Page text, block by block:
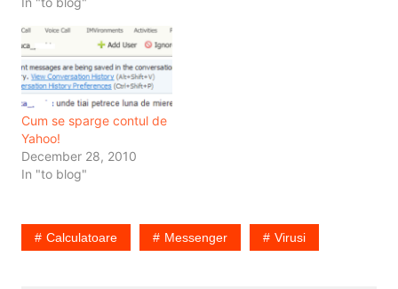
softuri si-au instalat ce
jocuri noi sau cum si-au
branduit pagina…
Cum se sparge contul de
Yahoo!
December 28, 2010
In "to blog"
Calculatoare Messenger Virusi